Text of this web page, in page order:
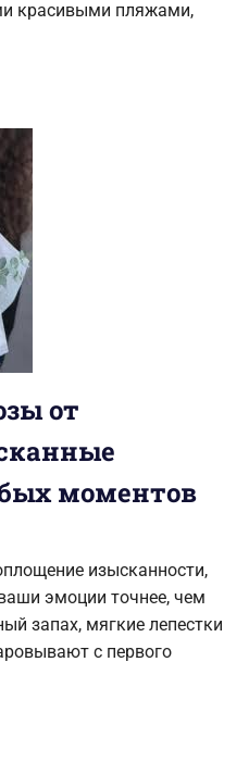
красивыми пляжами,
от
моментов
изысканности,
эмоции точнее, чем
запах, мягкие лепестки
с первого